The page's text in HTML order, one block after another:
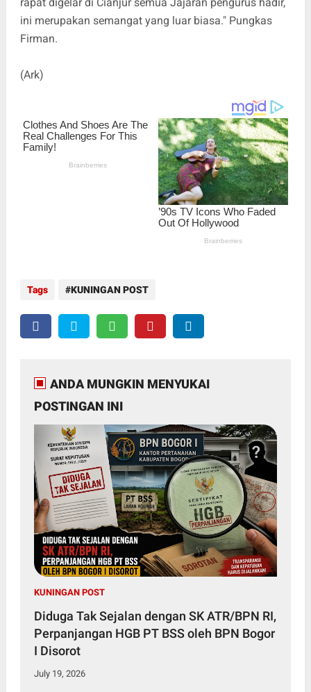
ini merupakan semangat yang luar biasa." Pungkas
Firman.
(Ark)
Tags KUNINGAN POST
ANDA MUNGKIN MENYUKAI
POSTINGAN INI
KUNINGAN POST
Diduga Tak Sejalan dengan SK ATR/BPN RI,
Perpanjangan HGB PT BSS oleh BPN Bogor
I Disorot
July 19, 2026